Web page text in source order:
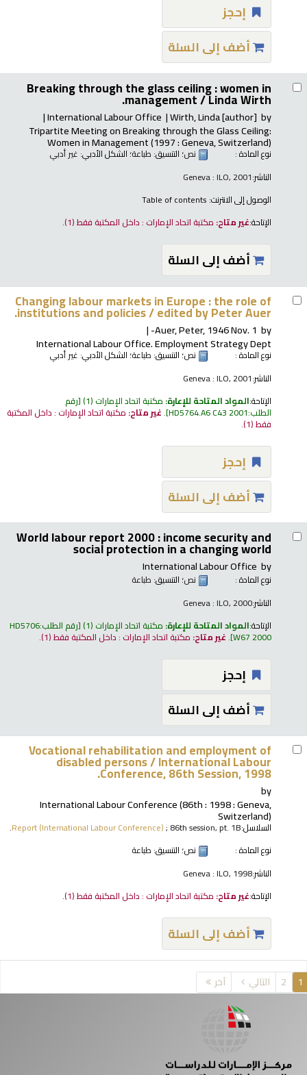
إحجز
أضف إلى السلة
Breaking through the glass ceiling : women in
management /Linda Wirth.
by
Wirth, Linda[author]
International Labour Office
Tripartite Meeting on Breaking through the Glass Ceiling:
Women in Management(1997 : Geneva, Switzerland)
نوع المادة : نص؛ التنسيق: طباعة؛ الشكل الأدبي: غير أدبي
الناشر:Geneva : ILO, 2001
الوصول إلى الانترنت: Table of contents
الإتاحة:غير متاح: مكتبة اتحاد الإمارات : داخل المكتبة فقط(1).
أضف إلى السلة
Changing labour markets in Europe : the role of
institutions and policies /edited by Peter Auer.
by
Auer, Peter, 1946 Nov. 1-
International Labour Office. Employment Strategy Dept
نوع المادة : نص؛ التنسيق: طباعة؛ الشكل الأدبي: غير أدبي
الناشر:Geneva : ILO, 2001
الإتاحة:المواد المتاحة للإعارة: مكتبة اتحاد الإمارات (1) رقم
الطلب:HD5764.A6 C43 2001
.غير متاح: مكتبة اتحاد الإمارات : داخل المكتبة
فقط(1).
إحجز
أضف إلى السلة
World labour report 2000 : income security and
social protection in a changing world
by
International Labour Office
نوع المادة : نص؛ التنسيق: طباعة
الناشر:Geneva : ILO, 2000
الإتاحة:المواد المتاحة للإعارة: مكتبة اتحاد الإمارات (1) رقم الطلب:HD5706
W67 2000
.غير متاح: مكتبة اتحاد الإمارات : داخل المكتبة فقط(1).
إحجز
أضف إلى السلة
Vocational rehabilitation and employment of
disabled persons /International Labour
Conference, 86th Session, 1998.
by
International Labour Conference(86th : 1998 : Geneva,
Switzerland)
السلاسل: Report (International Labour Conference); 86th session, pt. 1B.
نوع المادة :
نص؛ التنسيق: طباعة
الناشر:Geneva : ILO, 1998
الإتاحة:غير متاح: مكتبة اتحاد الإمارات : داخل المكتبة فقط(1).
أضف إلى السلة
1
2 التالي آخر